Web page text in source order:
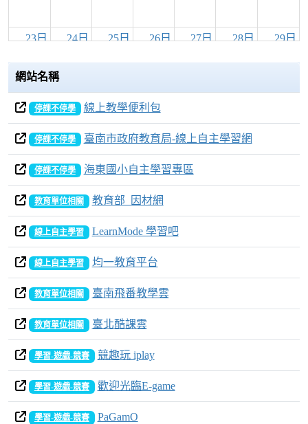
23日 24日 25日 26日 27日 28日 29日
30日
網站名稱
停課不停學 線上教學便利包
停課不停學 臺南市政府教育局-線上自主學習網
停課不停學 海東國小自主學習專區
教育單位相關 教育部_因材網
線上自主學習 LearnMode 學習吧
線上自主學習 均一教育平台
教育單位相關 臺南飛番教學雲
教育單位相關 臺北酷課雲
學習-遊戲-競賽 競趣玩 iplay
學習-遊戲-競賽 歡迎光臨E-game
學習-遊戲-競賽 PaGamO